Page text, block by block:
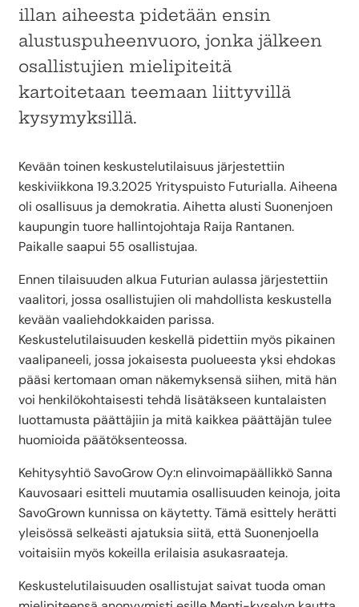
illan aiheesta pidetään ensin
alustuspuheenvuoro, jonka jälkeen
osallistujien mielipiteitä
kartoitetaan teemaan liittyvillä
kysymyksillä.
Kevään toinen keskustelutilaisuus järjestettiin
keskiviikkona 19.3.2025 Yrityspuisto Futurialla. Aiheena
oli osallisuus ja demokratia. Aihetta alusti Suonenjoen
kaupungin tuore hallintojohtaja Raija Rantanen.
Paikalle saapui 55 osallistujaa.
Ennen tilaisuuden alkua Futurian aulassa järjestettiin
vaalitori, jossa osallistujien oli mahdollista keskustella
kevään vaaliehdokkaiden parissa.
Keskustelutilaisuuden keskellä pidettiin myös pikainen
vaalipaneeli, jossa jokaisesta puolueesta yksi ehdokas
pääsi kertomaan oman näkemyksensä siihen, mitä hän
voi henkilökohtaisesti tehdä lisätäkseen kuntalaisten
luottamusta päättäjiin ja mitä kaikkea päättäjän tulee
huomioida päätöksenteossa.
Kehitysyhtiö SavoGrow Oy:n elinvoimapäällikkö Sanna
Kauvosaari esitteli muutamia osallisuuden keinoja, joita
SavoGrown kunnissa on käytetty. Tämä esittely herätti
yleisössä selkeästi ajatuksia siitä, että Suonenjoella
voitaisiin myös kokeilla erilaisia asukasraateja.
Keskustelutilaisuuden osallistujat saivat tuoda oman